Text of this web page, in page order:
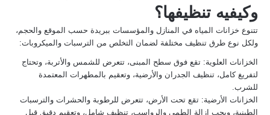
وكيفيه تنظيفها؟
تتنوع خزانات المياه في المنازل والمؤسسات ببريدة حسب الموقع والحجم،
ولكل نوع طرق تنظيف مختلفة لضمان التخلص من الترسبات والميكروبات:
الخزانات العلوية: تقع فوق سطح المبنى، تتعرض للشمس والأتربة، وتحتاج
لتفريغ كامل، تنظيف الجدران والأرضية، وتعقيم بالمطهرات المعتمدة
للشرب.
الخزانات الأرضية: تقع تحت الأرض، تتعرض للرطوبة والحشرات والترسبات
الطينية، ويجب إزالة الطمي والرواسب، تنظيف شامل، وتعقيم دقيق قبل